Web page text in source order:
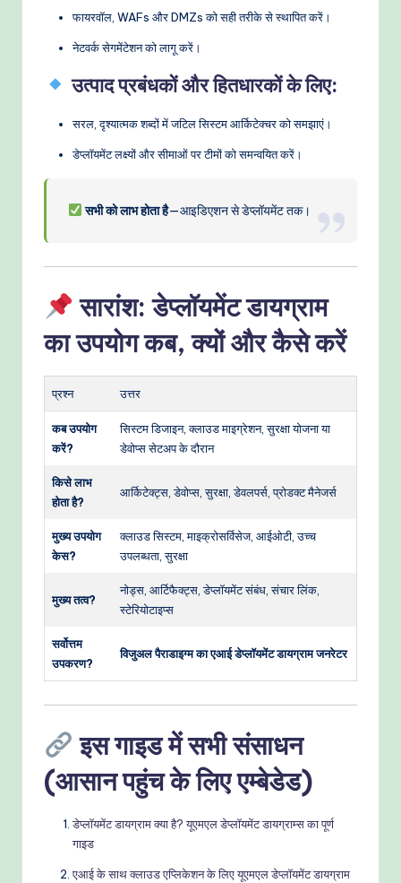
फायरवॉल, WAFs और DMZs को सही तरीके से स्थापित करें।
नेटवर्क सेगमेंटेशन को लागू करें।
उत्पाद प्रबंधकों और हितधारकों के लिए:
सरल, दृश्यात्मक शब्दों में जटिल सिस्टम आर्किटेक्चर को समझाएं।
डेप्लॉयमेंट लक्ष्यों और सीमाओं पर टीमों को समन्वयित करें।
सभी को लाभ होता है—आइडिएशन से डेप्लॉयमेंट तक।
सारांश: डेप्लॉयमेंट डायग्राम
का उपयोग कब, क्यों और कैसे करें
प्रश्न उत्तर
कब उपयोग
करें?
सिस्टम डिजाइन, क्लाउड माइग्रेशन, सुरक्षा योजना या
डेवोप्स सेटअप के दौरान
किसे लाभ
होता है?
आर्किटेक्ट्स, डेवोप्स, सुरक्षा, डेवलपर्स, प्रोडक्ट मैनेजर्स
मुख्य उपयोग
केस?
क्लाउड सिस्टम, माइक्रोसर्विसेज, आईओटी, उच्च
उपलब्धता, सुरक्षा
मुख्य तत्व?
नोड्स, आर्टिफैक्ट्स, डेप्लॉयमेंट संबंध, संचार लिंक,
स्टेरियोटाइप्स
सर्वोत्तम
उपकरण?
विजुअल पैराडाइग्म का एआई डेप्लॉयमेंट डायग्राम जनरेटर
इस गाइड में सभी संसाधन
(आसान पहुंच के लिए एम्बेडेड)
डेप्लॉयमेंट डायग्राम क्या है? यूएमएल डेप्लॉयमेंट डायग्राम्स का पूर्ण
गाइड
एआई के साथ क्लाउड एप्लिकेशन के लिए यूएमएल डेप्लॉयमेंट डायग्राम